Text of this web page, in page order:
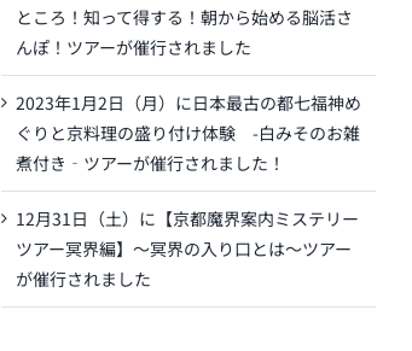
ところ！知って得する！朝から始める脳活さ
んぽ！ツアーが催行されました
2023年1月2日（月）に日本最古の都七福神め
ぐりと京料理の盛り付け体験 -白みそのお雑
煮付き‐ツアーが催行されました！
12月31日（土）に【京都魔界案内ミステリー
ツアー冥界編】～冥界の入り口とは～ツアー
が催行されました